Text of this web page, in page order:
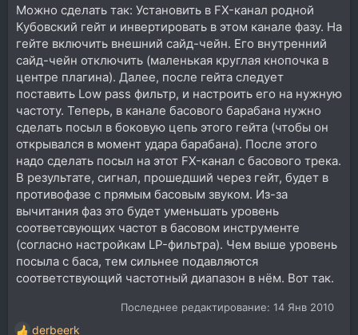
По поводу конфликта баса и бочки. Как вариант -
можно сделать, чтобы при ударе бочки у баса
фильтром подрезались низкие частоты.
напиши пошагово плз.
Можно сделать так: Установить в FX-канал родной
Кубовский гейт и инвертировать в этом канале фазу. На
гейте включить внешний сайд-чейн. Его внутренний
сайд-чейн отключить (маленькая круглая кнопочка в
центре плагина). Далее, после гейта следует
поставить Low pass фильтр, и настроить его на нужную
частоту. Теперь, в канале басового барабана нужно
сделать посыл в боковую цепь этого гейта (чтобы он
открывался в момент удара барабана). После этого
надо сделать посыл на этот FX-канал с басового трека.
В результате, сигнал, прошедший через гейт, будет в
противофазе с прямым басовым звуком. Из-за
вычитания фаз это будет уменьшать уровень
соответсвующих частот в басовом инструменте
(согласно настройкам LP-фильтра). Чем выше уровень
посыла с баса, тем сильнее подавляются
соответствующий частотный диапазон в нём. Вот так.
Последнее редактирование: 14 Янв 2010
derbeerk